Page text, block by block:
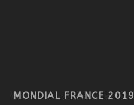
MONDIAL FRANCE 2019